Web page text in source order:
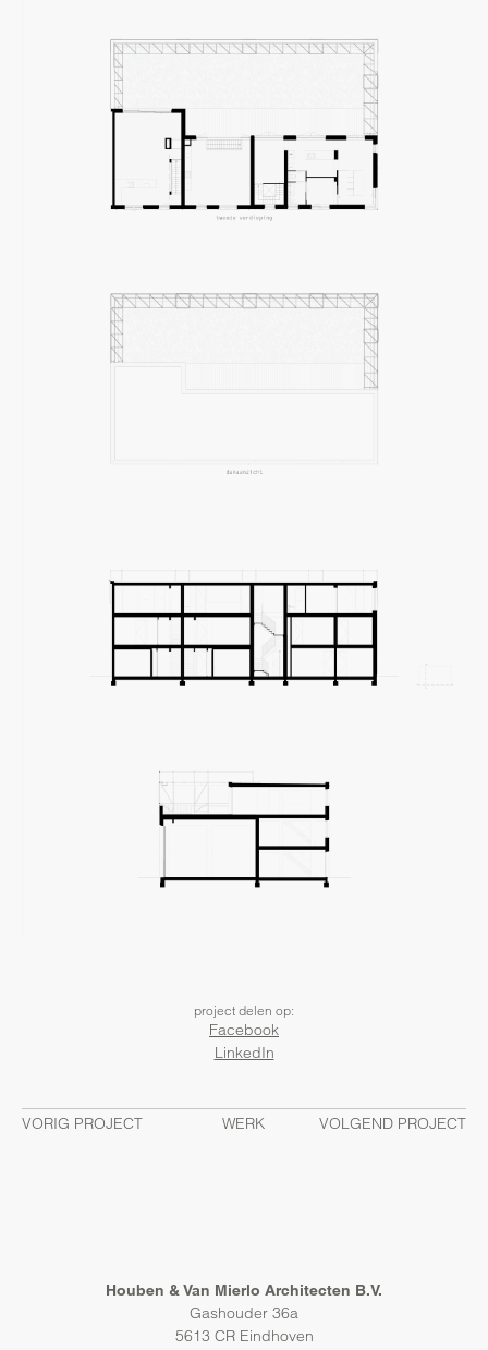
project delen op:
Facebook
LinkedIn
VORIG PROJECT WERK VOLGEND PROJECT
Houben & Van Mierlo Architecten B.V.
Gashouder 36a
5613 CR Eindhoven